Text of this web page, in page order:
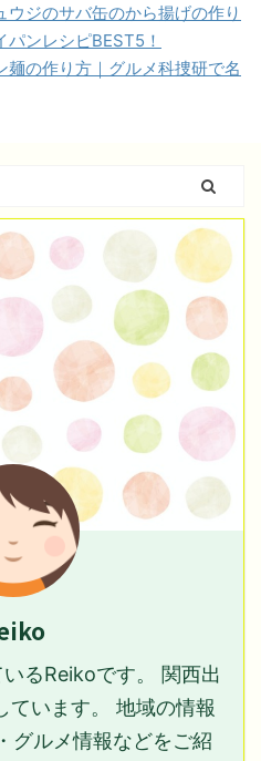
ウジのサバ缶のから揚げの作り
ンレシピBEST5！
麺の作り方｜グルメ科捜研で名
るReikoです。 関西出
ています。 地域の情報
グルメ情報などをご紹